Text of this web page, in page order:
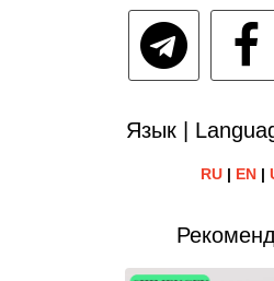
Язык |
RU| EN|